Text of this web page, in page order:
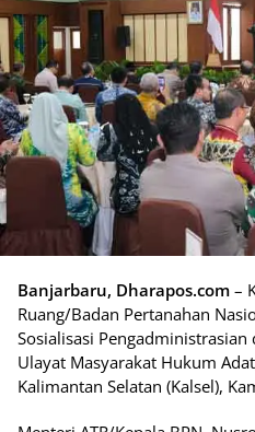
Banjarbaru, Dharapos.com –
Ruang/Badan Pertanahan
Sosialisasi Pengadministrasian
Ulayat Masyarakat Hukum
Kalimantan Selatan (Kalsel),